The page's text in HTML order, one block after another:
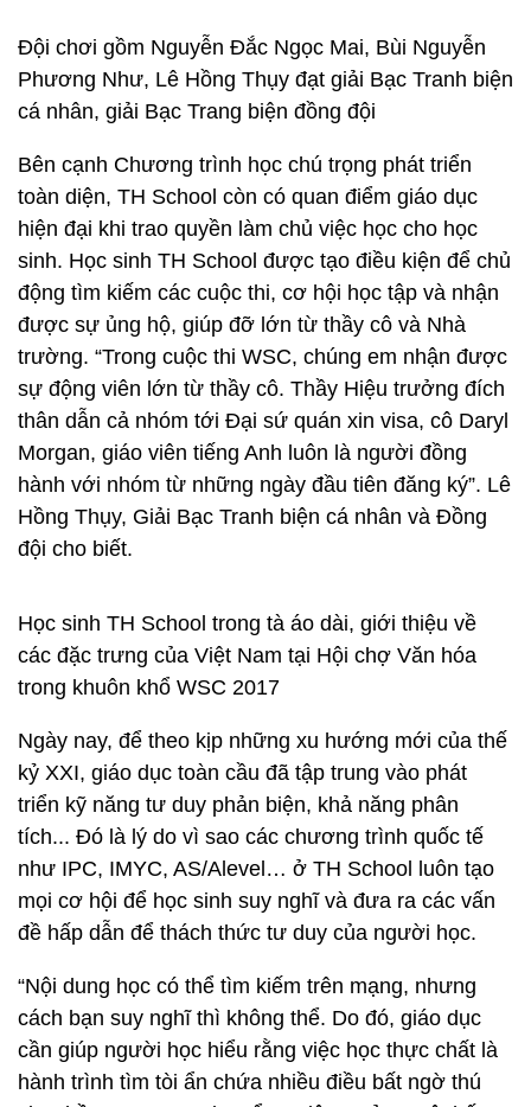
Đội chơi gồm Nguyễn Đắc Ngọc Mai, Bùi Nguyễn
Phương Như, Lê Hồng Thụy đạt giải Bạc Tranh biện
cá nhân, giải Bạc Trang biện đồng đội
Bên cạnh Chương trình học chú trọng phát triển
toàn diện, TH School còn có quan điểm giáo dục
hiện đại khi trao quyền làm chủ việc học cho học
sinh. Học sinh TH School được tạo điều kiện để chủ
động tìm kiếm các cuộc thi, cơ hội học tập và nhận
được sự ủng hộ, giúp đỡ lớn từ thầy cô và Nhà
trường. “Trong cuộc thi WSC, chúng em nhận được
sự động viên lớn từ thầy cô. Thầy Hiệu trưởng đích
thân dẫn cả nhóm tới Đại sứ quán xin visa, cô Daryl
Morgan, giáo viên tiếng Anh luôn là người đồng
hành với nhóm từ những ngày đầu tiên đăng ký”. Lê
Hồng Thụy, Giải Bạc Tranh biện cá nhân và Đồng
đội cho biết.
Học sinh TH School trong tà áo dài, giới thiệu về
các đặc trưng của Việt Nam tại Hội chợ Văn hóa
trong khuôn khổ WSC 2017
Ngày nay, để theo kịp những xu hướng mới của thế
kỷ XXI, giáo dục toàn cầu đã tập trung vào phát
triển kỹ năng tư duy phản biện, khả năng phân
tích... Đó là lý do vì sao các chương trình quốc tế
như IPC, IMYC, AS/Alevel… ở TH School luôn tạo
mọi cơ hội để học sinh suy nghĩ và đưa ra các vấn
đề hấp dẫn để thách thức tư duy của người học.
“Nội dung học có thể tìm kiếm trên mạng, nhưng
cách bạn suy nghĩ thì không thể. Do đó, giáo dục
cần giúp người học hiểu rằng việc học thực chất là
hành trình tìm tòi ẩn chứa nhiều điều bất ngờ thú